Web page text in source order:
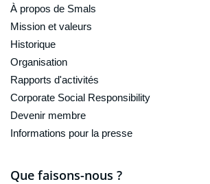
À propos de Smals
Mission et valeurs
Historique
Organisation
Rapports d'activités
Corporate Social Responsibility
Devenir membre
Informations pour la presse
Que faisons-nous ?